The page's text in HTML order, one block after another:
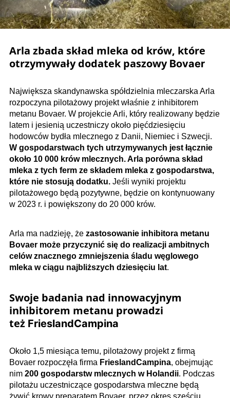
Arla zbada skład mleka od krów, które
otrzymywały dodatek paszowy Bovaer
Największa skandynawska spółdzielnia mleczarska Arla
rozpoczyna pilotażowy projekt właśnie z inhibitorem
metanu Bovaer. W projekcie Arli, który realizowany będzie
latem i jesienią uczestniczy około pięćdziesięciu
hodowców bydła mlecznego z Danii, Niemiec i Szwecji.
W gospodarstwach tych utrzymywanych jest łącznie
około 10 000 krów mlecznych. Arla porówna skład
mleka z tych ferm ze składem mleka z gospodarstwa,
które nie stosują dodatku. Jeśli wyniki projektu
pilotażowego będą pozytywne, będzie on kontynuowany
w 2023 r. i powiększony do 20 000 krów.
Arla ma nadzieję, że zastosowanie inhibitora metanu
Bovaer może przyczynić się do realizacji ambitnych
celów znacznego zmniejszenia śladu węglowego
mleka w ciągu najbliższych dziesięciu lat.
Swoje badania nad innowacyjnym
inhibitorem metanu prowadzi
też FrieslandCampina
Około 1,5 miesiąca temu, pilotażowy projekt z firmą
Bovaer rozpoczęła firma FrieslandCampina, obejmując
nim 200 gospodarstw mlecznych w Holandii. Podczas
pilotażu uczestniczące gospodarstwa mleczne będą
żywić krowy preparatem Bovaer, przez okres sześciu